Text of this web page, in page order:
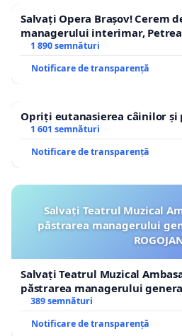
Salvați Opera Brașov! Cerem
managerului interimar,
1 890 semnături
Notificare de transparență
Opriți eutanasierea câinilor și
1 601 semnături
Notificare de transparență
Salvați Teatrul Muzical
păstrarea managerului
Salvați Teatrul Muzical
păstrarea managerului
ROGOJAN
389 semnături
Notificare de transparență